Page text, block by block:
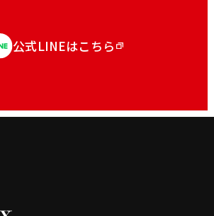
公式LINEはこちら